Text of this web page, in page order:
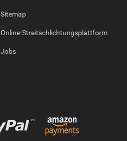
Sitemap
Online-Streitschlichtungsplattform
Jobs